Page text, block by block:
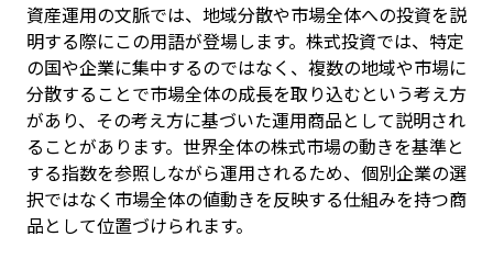
資産運用の文脈では、地域分散や市場全体への投資を説
明する際にこの用語が登場します。株式投資では、特定
の国や企業に集中するのではなく、複数の地域や市場に
分散することで市場全体の成長を取り込むという考え方
があり、その考え方に基づいた運用商品として説明され
ることがあります。世界全体の株式市場の動きを基準と
する指数を参照しながら運用されるため、個別企業の選
択ではなく市場全体の値動きを反映する仕組みを持つ商
品として位置づけられます。